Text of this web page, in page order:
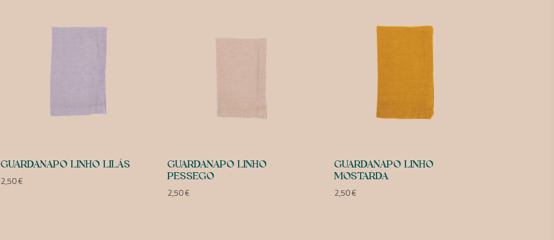
GUARDANAPO LINHO LILÁS
2,50€
GUARDANAPO LINHO
PESSEGO
2,50€
GUARDANAPO LINHO
MOSTARDA
2,50€